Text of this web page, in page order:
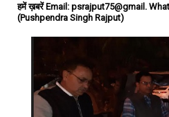
हमें ख़बरें Email: psrajput75@gmail.
(Pushpendra Singh Rajput)